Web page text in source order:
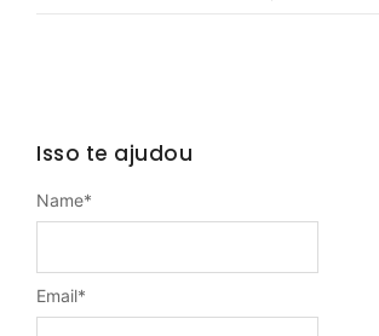
Isso te ajudou
Name*
Email*